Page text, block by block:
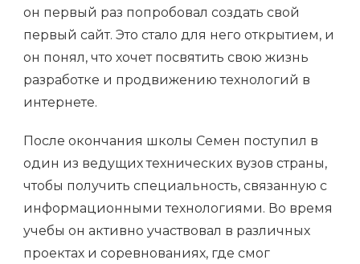
он первый раз попробовал создать свой
первый сайт. Это стало для него открытием, и
он понял, что хочет посвятить свою жизнь
разработке и продвижению технологий в
интернете.
После окончания школы Семен поступил в
один из ведущих технических вузов страны,
чтобы получить специальность, связанную с
информационными технологиями. Во время
учебы он активно участвовал в различных
проектах и соревнованиях, где смог